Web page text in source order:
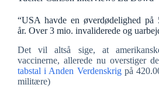
“USA havde en øverdødelighed på
år. Over 3 mio. invaliderede og
Det vil altså sige, at
vaccinerne, allerede nu overstiger
tabstal i Anden Verdenskrigpå
militære)